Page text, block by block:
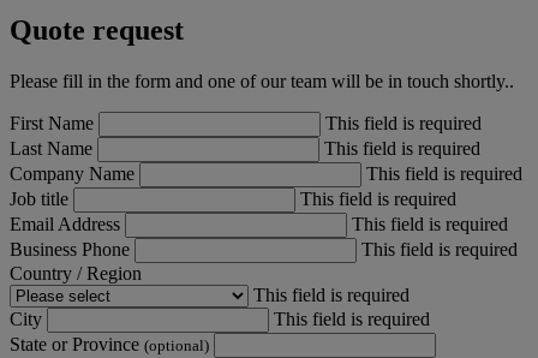
Quote request
Please fill in the form and one of our team will be in touch shortly..
First Name
This field is required
Last Name
This field is required
Company Name
This field is required
Job title
This field is required
Email Address
This field is required
Business Phone
This field is required
Country / Region
This field is required
City
This field is required
State or Province (optional)